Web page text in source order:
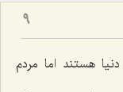
9
هستند اما مردم